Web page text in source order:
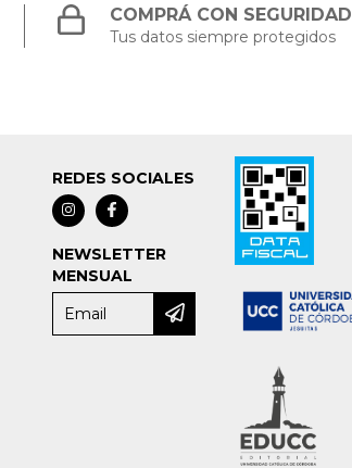
COMPRÁ CON SEGURIDAD
Tus datos siempre protegidos
REDES SOCIALES
NEWSLETTER
MENSUAL